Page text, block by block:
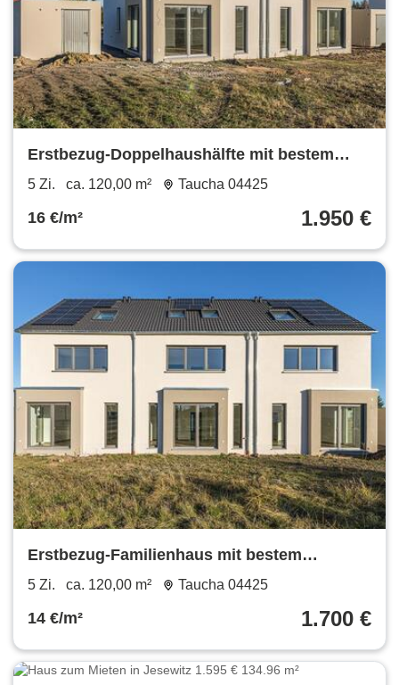
Erstbezug-Doppelhaushälfte mit bestem
Energielevel in Taucha
5 Zi. ca. 120,00 m² Taucha 04425
16 €/m² 1.950 €
Erstbezug-Familienhaus mit bestem
Energielevel in Taucha
5 Zi. ca. 120,00 m² Taucha 04425
14 €/m² 1.700 €